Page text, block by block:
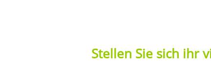
Stellen Sie sich ihr